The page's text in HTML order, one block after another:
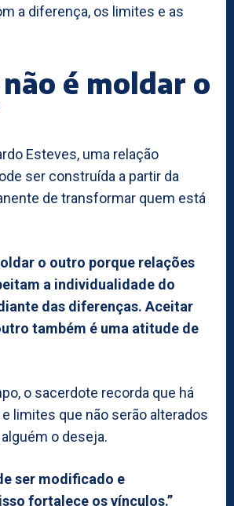
a diferença, os limites e as
é moldar o
Esteves, uma relação
ser construída a partir da
de transformar quem está
o outro porque relações
a individualidade do
das diferenças. Aceitar
também é uma atitude de
o sacerdote recorda que há
limites que não serão alterados
o deseja.
ser modificado e
fortalece os vínculos.”